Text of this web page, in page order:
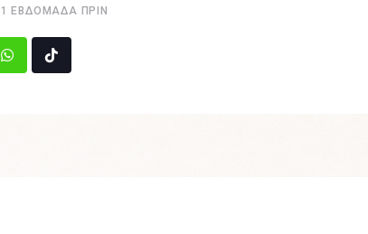
1 ΕΒΔΟΜΆΔΑ ΠΡΙΝ
WhatsappTiktok